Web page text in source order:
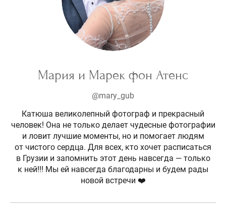
Мария и Марек фон Атенс
@mary_gub
Катюша великолепный фотограф и прекрасный
человек! Она не только делает чудесные фотографии
и ловит лучшие моменты, но и помогает людям
от чистого сердца. Для всех, кто хочет расписаться
в Грузии и запомнить этот день навсегда — только
к ней!!! Мы ей навсегда благодарны и будем рады
новой встречи ❤️